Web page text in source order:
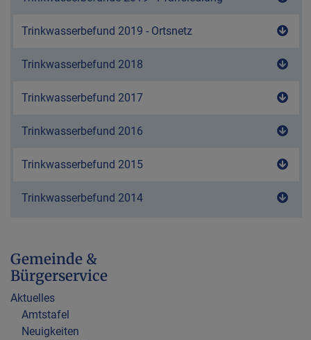
Gemeinde &
Bürgerservice
Aktuelles
Amtstafel
Neuigkeiten
Trinkwasserbefund 2019 - Ortsnetz
Trinkwasserbefund 2018
Trinkwasserbefund 2017
Trinkwasserbefund 2016
Trinkwasserbefund 2015
Trinkwasserbefund 2014